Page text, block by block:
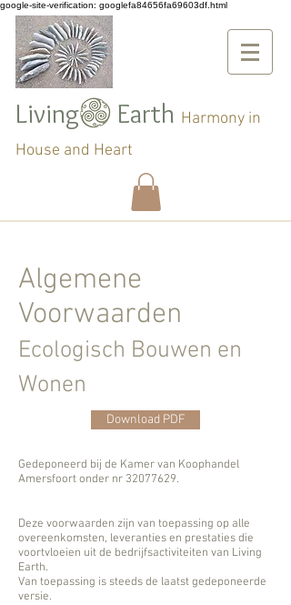
google-site-verification: googlefa84656fa69603df.html
Living Earth Harmony in
House and Heart
Algemene
Voorwaarden
Ecologisch Bouwen en
Wonen
Download PDF
Gedeponeerd bij de Kamer van Koophandel
Amersfoort onder nr 32077629.
Deze voorwaarden zijn van toepassing op alle
overeenkomsten, leveranties en prestaties die
voortvloeien uit de bedrijfsactiviteiten van Living
Earth.
Van toepassing is steeds de laatst gedeponeerde
versie.